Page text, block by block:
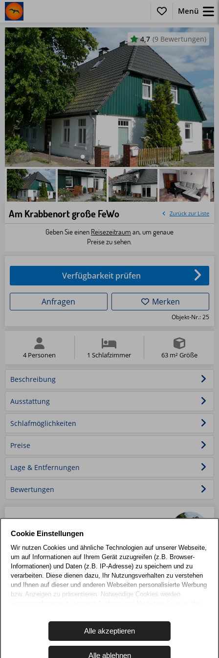
Menü
Am Krabbenort große FeWo Zurück zur Liste
4,7 (9 Bewertungen)
Geben Sie einen Reisezeitraum an, um genaue
Preise zu sehen.
Verfügbarkeit prüfen
Anfragen Merken
Objekt-Nr.: 25
4 Personen 1 Schlafzimmer 63 m² Größe
Beschreibung
Ausstattung
Schlafmöglichkeiten
Preise
Lage & Entfernungen
Bewertungen
Ihr Ansprechpartner
Ellen Wagner
Telefon: 038233 70850
Buchungszeitraum Datum löschen
Cookie Einstellungen
Wir nutzen Cookies und ähnliche Technologien auf unserer Webseite,
um auf Informationen auf Ihrem Gerät zuzugreifen (z.B. Browser-
Informationen) und Daten (z.B. IP-Adresse) zu speichern und zu
verarbeiten. Diese dienen dazu, Ihr Nutzungsverhalten zu verstehen
und Ihnen auf dieser und anderen Webseiten personalisierte Werbung
bzw. Anzeigen zu präsentieren. Notwendige Cookies werden
USA, verarbeitet werden, wo Ihre Daten nicht mit den gleichen
Datenschutzstandards geschützt sind wie in der EU.
Wir nutzen Cookies auf unserer Website. Einige von ihnen sind
essenziell, während andere uns helfen, diese Website und Ihre
Alle ablehnen
Alle akzeptieren
1/12
2/12
3/12
9/12
10/12
11/12
12/12